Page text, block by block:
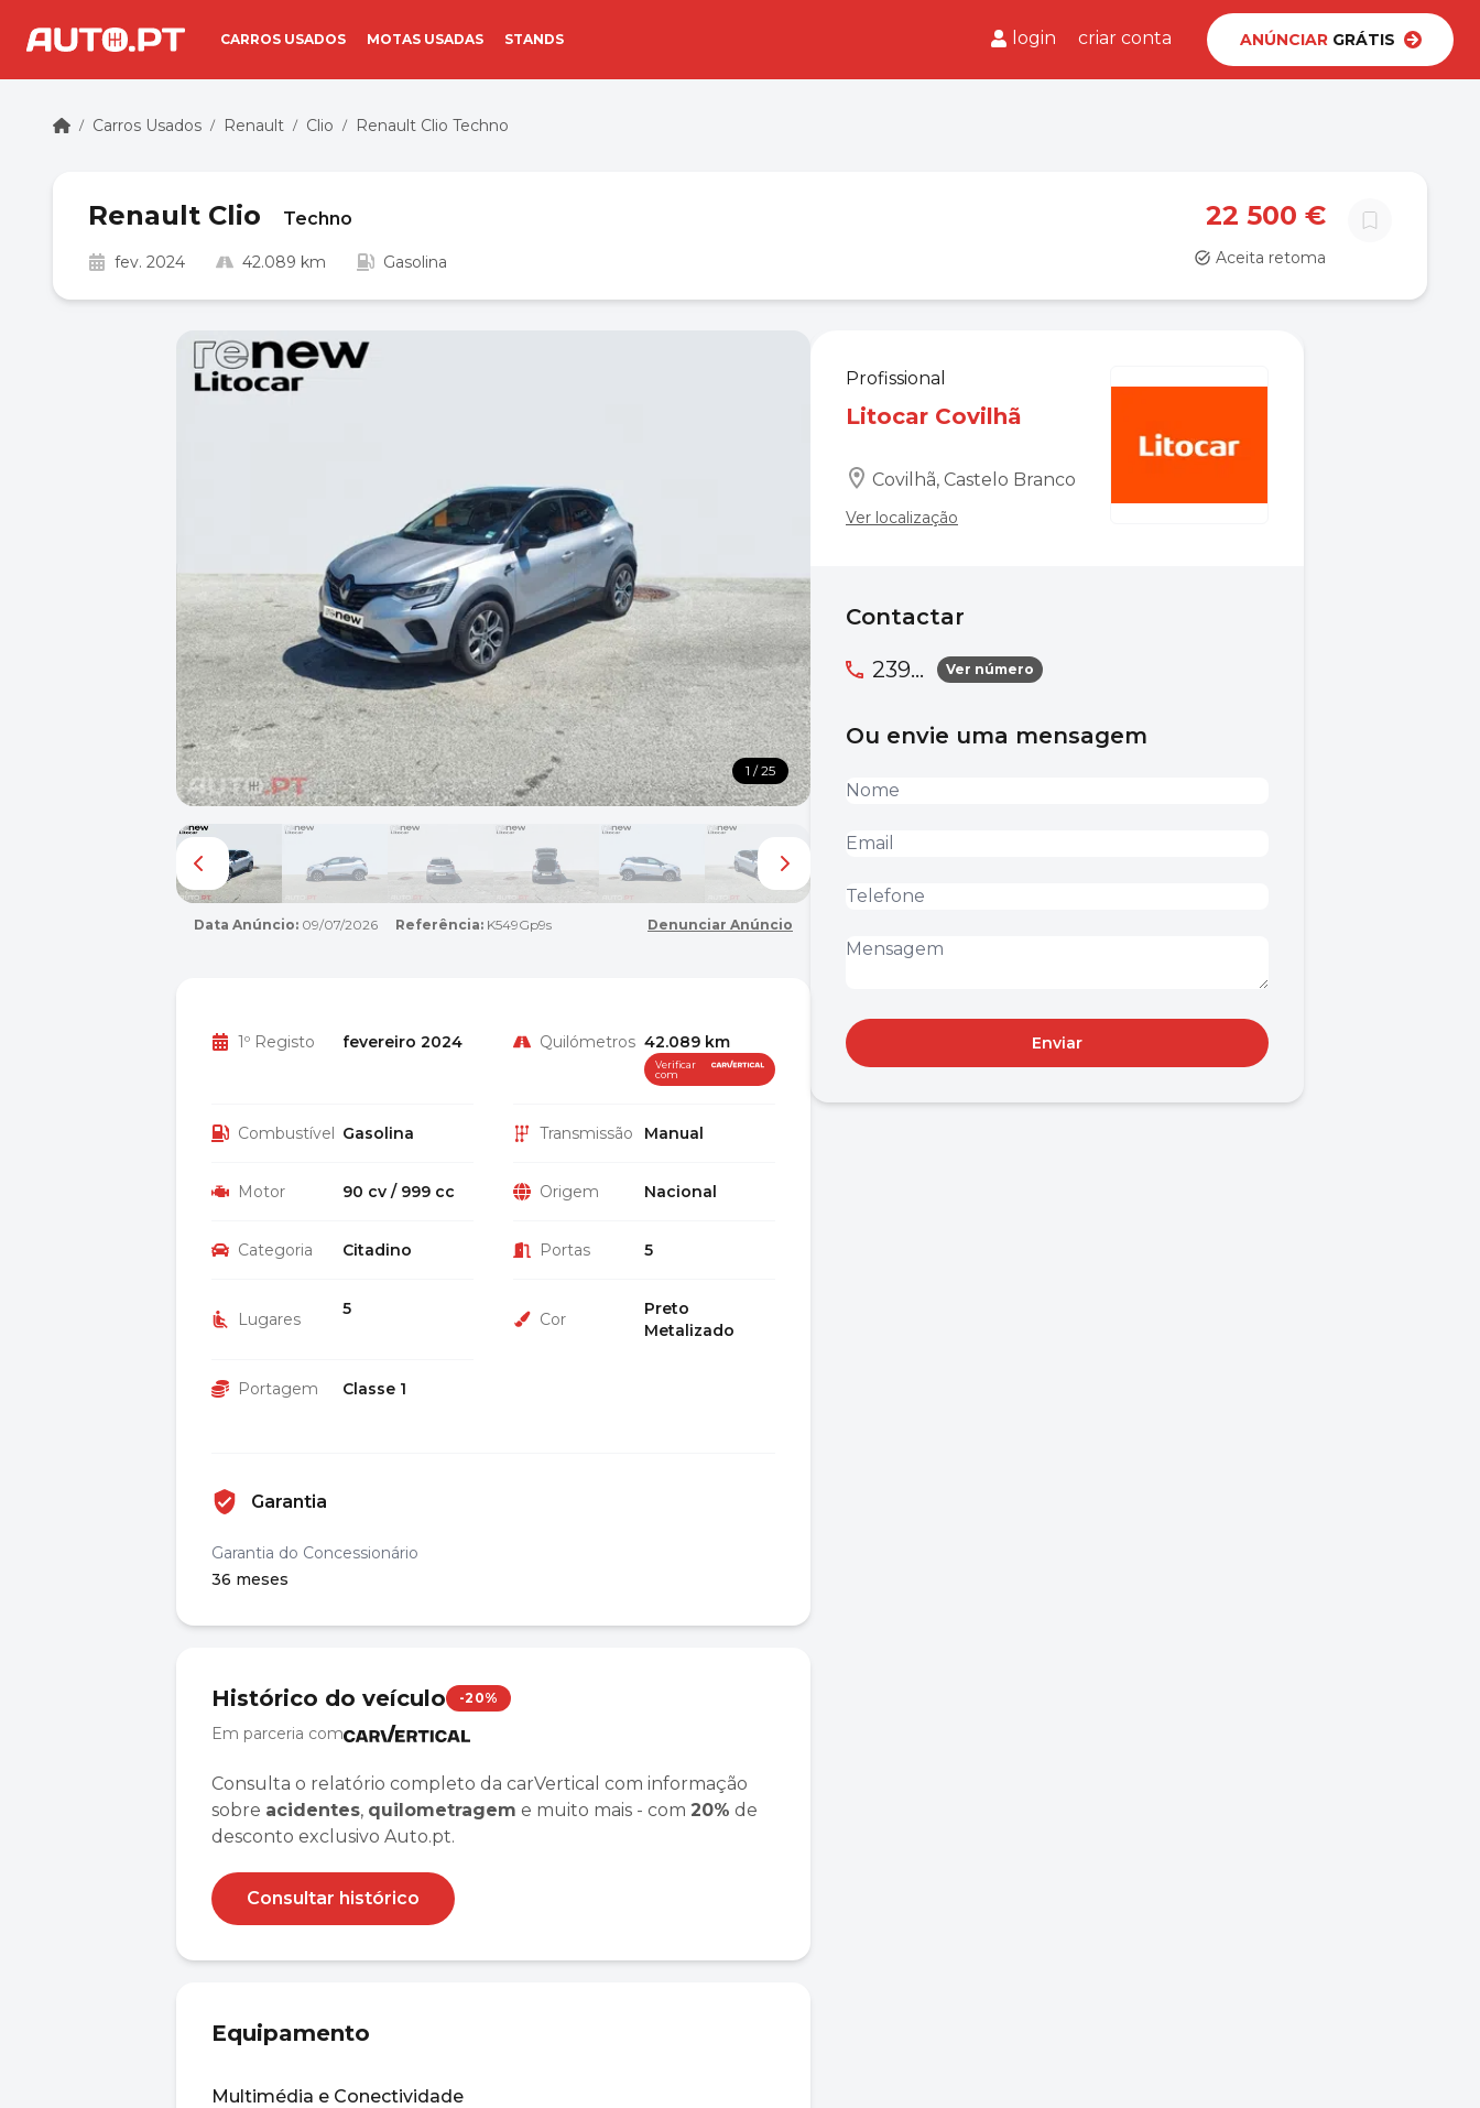
CARROS USADOS MOTAS USADAS STANDS login criar conta ANÚNCIARGRÁTIS
/ Carros Usados / Renault / Clio / Renault Clio Techno
Renault Clio Techno
fev. 2024 42.089 km Gasolina
22 500 €
Aceita retoma
1 / 25
Data Anúncio: 09/07/2026 Referência: K549Gp9s Denunciar Anúncio
1º Registo fevereiro 2024 Quilómetros 42.089 km
Verificar
com
Combustível Gasolina Transmissão Manual
Motor 90 cv / 999 cc Origem Nacional
Categoria Citadino Portas 5
Lugares
5
Cor
Preto
Metalizado
Portagem Classe 1
Garantia
Garantia do Concessionário
36 meses
Histórico do veículo -20%
Em parceria com
Consulta o relatório completo da carVertical com informação
sobre acidentes, quilometragem e muito mais - com 20% de
desconto exclusivo Auto.pt.
Consultar histórico
Equipamento
Multimédia e Conectividade
Profissional
Litocar Covilhã
Covilhã, Castelo Branco
Ver localização
Contactar
239...
Ver número
Ou envie uma mensagem
Enviar